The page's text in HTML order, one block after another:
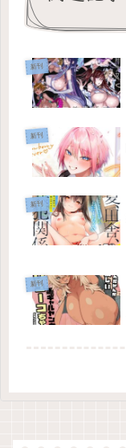
新刊
新刊
新刊
新刊